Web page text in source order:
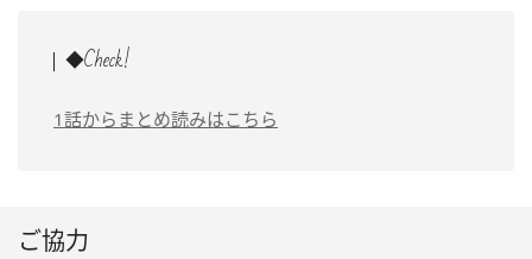
◆Check!
1話からまとめ読みはこちら
ご協力